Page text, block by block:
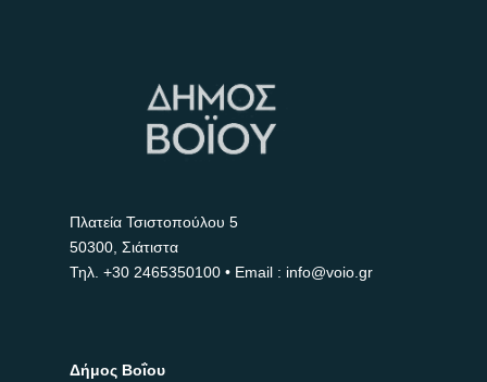
Πλατεία Τσιστοπούλου 5
50300, Σιάτιστα
Τηλ. +30 2465350100 • Email : info@voio.gr
Δήμος Βοΐου